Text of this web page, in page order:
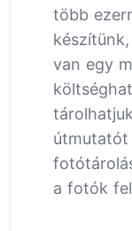
több
van egy
útmutatót
a fotók